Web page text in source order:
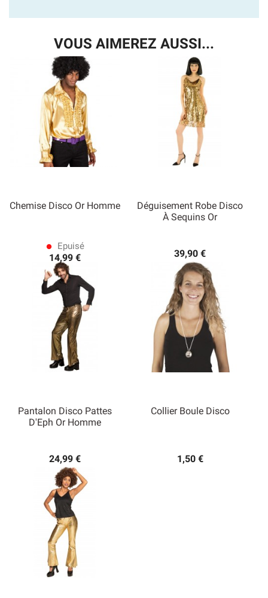
VOUS AIMEREZ AUSSI...
Chemise Disco Or Homme
lens Epuisé
14,99 €
Déguisement Robe Disco
À Sequins Or
39,90 €
Pantalon Disco Pattes
D'Eph Or Homme
24,99 €
Collier Boule Disco
1,50 €